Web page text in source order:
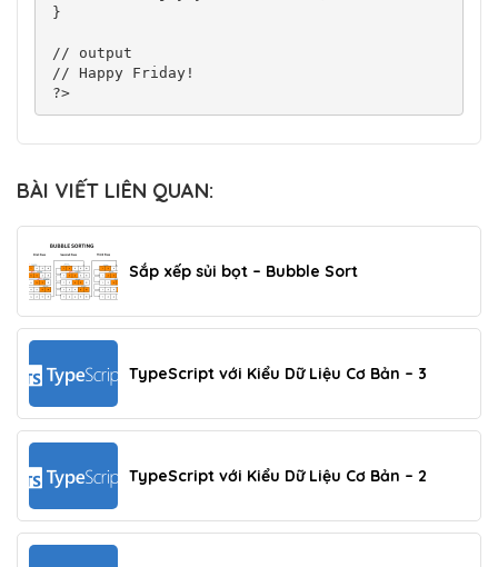
}
// output
// Happy Friday!
?>
BÀI VIẾT LIÊN QUAN:
Sắp xếp sủi bọt – Bubble Sort
TypeScript với Kiểu Dữ Liệu Cơ Bản – 3
TypeScript với Kiểu Dữ Liệu Cơ Bản – 2